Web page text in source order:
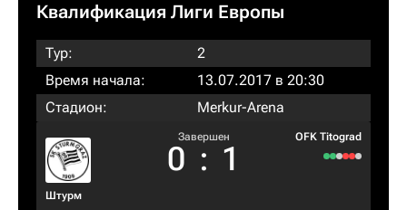
Квалификация Лиги Европы
Тур:
2
Время начала:
13.07.2017 в 20:30
Стадион:
Merkur-Arena
Штурм
Завершен
0 : 1
OFK Titograd